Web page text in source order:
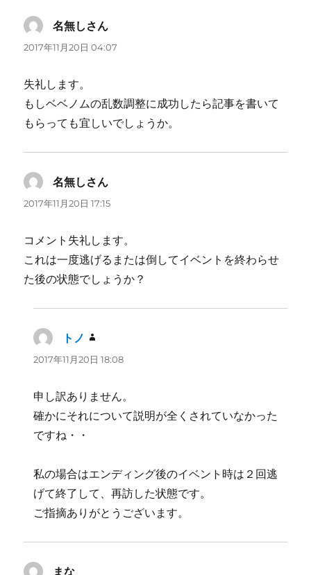
名無しさん
り:
2017年11月20日 04:07
失礼します。
もしベベノムの乱数調整に成功したら記事を書いて
もらっても宜しいでしょうか。
名無しさん
り:
2017年11月20日 17:15
コメント失礼します。
これは一度逃げるまたは倒してイベントを終わらせ
た後の状態でしょうか？
トノ
り:
2017年11月20日 18:08
申し訳ありません。
確かにそれについて説明が全くされていなかった
ですね・・
私の場合はエンディング後のイベント時は２回逃
げて終了して、再訪した状態です。
ご指摘ありがとうございます。
まな